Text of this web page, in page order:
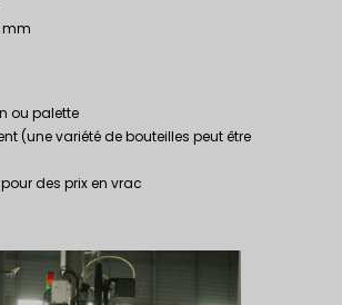
mm
ou palette
(une variété de bouteilles peut être
des prix en vrac